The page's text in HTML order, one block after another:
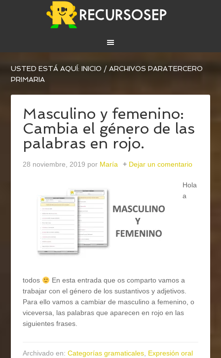
USTED ESTÁ AQUÍ:INICIO / ARCHIVOS PARATERCERO
PRIMARIA
Masculino y femenino:
Cambia el género de las
palabras en rojo.
28 noviembre, 2019 por María Dejar un comentario
Hola
a
todos
En esta entrada que os comparto vamos a
trabajar con el género de los sustantivos y adjetivos.
Para ello vamos a cambiar de masculino a femenino, o
viceversa, las palabras que aparecen en rojo en las
siguientes frases.
Archivado en:Categorías gramaticales, Expresión oral